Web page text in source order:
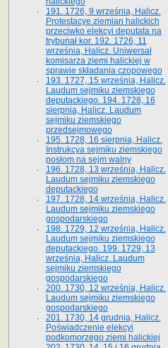
191. 1726, 9 września, Halicz.
Protestacye ziemian halickich
przeciwko elekcyi deputata na
trybunał kor. 192. 1726, 11
września, Halicz. Uniwersał
komisarza ziemi halickiej w
sprawie składania czopowego
193. 1727, 15 września, Halicz.
Laudum sejmiku ziemskiego
deputackiego. 194. 1728, 16
sierpnia, Halicz. Laudum
sejmiku ziemskiego
przedsejmowego
195. 1728, 16 sierpnia, Halicz.
Instrukcya sejmiku ziemskiego
posłom na sejm walny
196. 1728, 13 września, Halicz.
Laudum sejmiku ziemskiego
deputackiego
197. 1728, 14 września, Halicz.
Laudum sejmiku ziemskiego
gospodarskiego
198. 1729, 12 września, Halicz.
Laudum sejmiku ziemskiego
deputackiego. 199. 1729, 13
września, Halicz. Laudum
sejmiku ziemskiego
gospodarskiego
200. 1730, 12 września, Halicz.
Laudum sejmiku ziemskiego
gospodarskiego
201. 1730, 14 grudnia, Halicz.
Poświadczenie elekcyi
podkomorzego ziemi halickiej